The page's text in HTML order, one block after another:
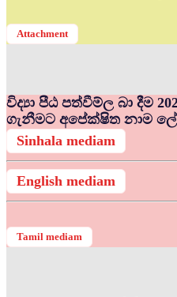
Attachment
විද්‍යා පීඨ පත්වීම්ල බා දීම
ගැනීමට අපේක්ෂිත නාම
Sinhala mediam
English mediam
Tamil mediam